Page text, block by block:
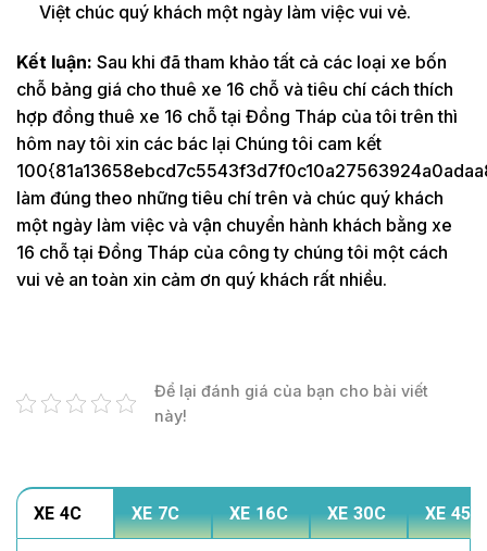
Việt chúc quý khách một ngày làm việc vui vẻ.
Kết luận: Sau khi đã tham khảo tất cả các loại xe bốn
chỗ bảng giá cho thuê xe 16 chỗ và tiêu chí cách thích
hợp đồng thuê xe 16 chỗ tại Đồng Tháp của tôi trên thì
hôm nay tôi xin các bác lại Chúng tôi cam kết
làm đúng theo những tiêu chí trên và chúc quý khách
một ngày làm việc và vận chuyển hành khách bằng xe
16 chỗ tại Đồng Tháp của công ty chúng tôi một cách
vui vẻ an toàn xin cảm ơn quý khách rất nhiều.
Để lại đánh giá của bạn cho bài viết
này!
XE 4C XE 7C XE 16C XE 30C XE 45C